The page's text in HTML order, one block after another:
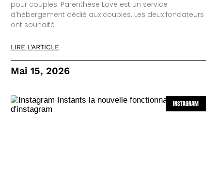
pour couples. Parenthèse Love est un service
d’hébergement dédié aux couples. Les deux fondateurs
ont souhaité
LIRE L'ARTICLE
Mai 15, 2026
INSTAGRAM